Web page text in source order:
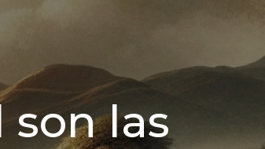
son las